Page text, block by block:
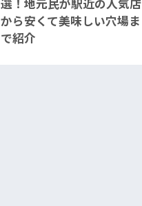
選！地元民が駅近の人気店
から安くて美味しい穴場ま
で紹介